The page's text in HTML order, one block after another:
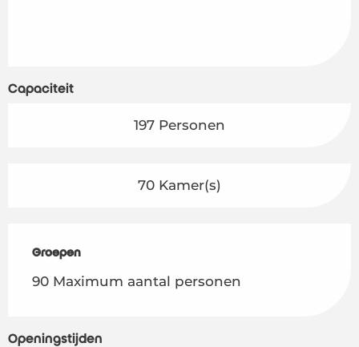
Capaciteit
197 Personen
70 Kamer(s)
Groepen
Groepen
90 Maximum aantal personen
Openingstijden